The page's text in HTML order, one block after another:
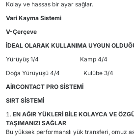
Kolay ve hassas bir ayar sağlar.
Vari Kayma Sistemi
V-Çerçeve
İDEAL OLARAK KULLANIMA UYGUN
Yürüyüş 1/4 Kamp 4/4
Doğa Yürüyüşü 4/4 Kulübe 3/4
AİRCONTACT PRO SİSTEMİ
SIRT SİSTEMİ
EN AĞIR YÜKLERİ BİLE KOLAYCA VE
TAŞIMANIZI SAĞLAR
Bu yüksek performanslı yük transferi, omuz